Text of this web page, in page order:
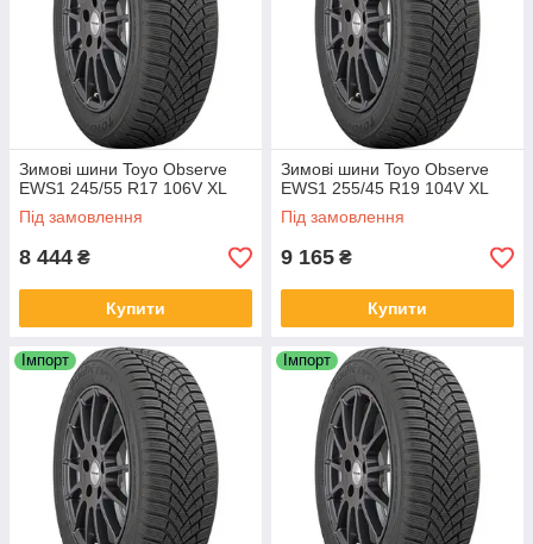
Зимові шини Toyo Observe
EWS1 245/55 R17 106V XL
Під замовлення
8 444 ₴
Купити
Зимові шини Toyo Observe
EWS1 255/45 R19 104V XL
Під замовлення
9 165 ₴
Купити
Імпорт Імпорт